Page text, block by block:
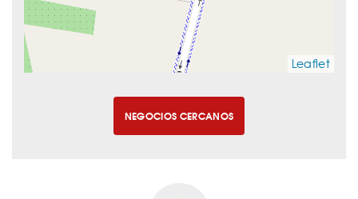
Leaflet
NEGOCIOS CERCANOS